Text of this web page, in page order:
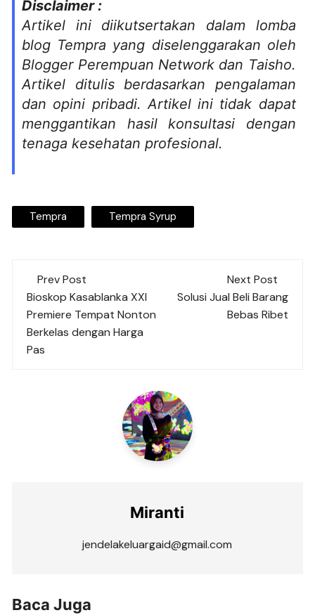
Disclaimer :
Artikel ini diikutsertakan dalam lomba
blog Tempra yang diselenggarakan oleh
Blogger Perempuan Network dan Taisho.
Artikel ditulis berdasarkan pengalaman
dan opini pribadi. Artikel ini tidak dapat
menggantikan hasil konsultasi dengan
tenaga kesehatan profesional.
Tempra Tempra Syrup
Post
navigation
Prev Post
Bioskop Kasablanka XXI
Premiere Tempat Nonton
Berkelas dengan Harga
Pas
Next Post
Solusi Jual Beli Barang
Bebas Ribet
Miranti
jendelakeluargaid@gmail.com
Baca Juga